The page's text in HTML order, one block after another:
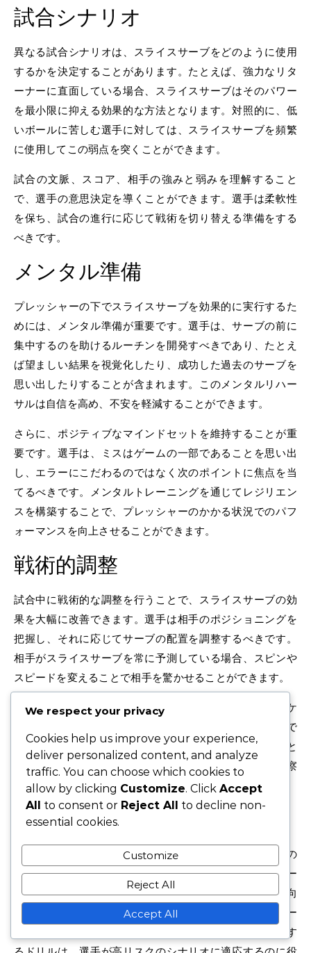
試合シナリオ
異なる試合シナリオは、スライスサーブをどのように使用
するかを決定することがあります。たとえば、強力なリタ
ーナーに直面している場合、スライスサーブはそのパワー
を最小限に抑える効果的な方法となります。対照的に、低
いボールに苦しむ選手に対しては、スライスサーブを頻繁
に使用してこの弱点を突くことができます。
試合の文脈、スコア、相手の強みと弱みを理解すること
で、選手の意思決定を導くことができます。選手は柔軟性
を保ち、試合の進行に応じて戦術を切り替える準備をする
べきです。
メンタル準備
プレッシャーの下でスライスサーブを効果的に実行するた
めには、メンタル準備が重要です。選手は、サーブの前に
集中するのを助けるルーチンを開発すべきであり、たとえ
ば望ましい結果を視覚化したり、成功した過去のサーブを
思い出したりすることが含まれます。このメンタルリハー
サルは自信を高め、不安を軽減することができます。
さらに、ポジティブなマインドセットを維持することが重
要です。選手は、ミスはゲームの一部であることを思い出
し、エラーにこだわるのではなく次のポイントに焦点を当
てるべきです。メンタルトレーニングを通じてレジリエン
スを構築することで、プレッシャーのかかる状況でのパフ
ォーマンスを向上させることができます。
戦術的調整
試合中に戦術的な調整を行うことで、スライスサーブの効
果を大幅に改善できます。選手は相手のポジショニングを
把握し、それに応じてサーブの配置を調整するべきです。
相手がスライスサーブを常に予測している場合、スピンや
スピードを変えることで相手を驚かせることができます。
さらに、選手はチェンジオーバー中にコーチとコミュニケ
ーションを取り、潜在的な調整について話し合うべきで
す。相手のスライスサーブに対する反応を分析すること
で、より良い結果を得るための戦略を修正するための洞察
を得ることができます。
練習ドリル
特定の練習ドリルを取り入れることで、スライスサーブの
パフォーマンスを向上させることができます。選手はサー
ビスボックスにターゲットを設定して、精度と一貫性を向
上させることができます。スコアが劣っている状況でサー
ブを打つなど、プレッシャーのある状況をシミュレートす
We respect your privacy
Cookies help us improve your experience,
deliver personalized content, and analyze
traffic. You can choose which cookies to
allow by clicking Customize. Click Accept
All to consent or Reject All to decline non-
essential cookies.
Customize
Reject All
Accept All